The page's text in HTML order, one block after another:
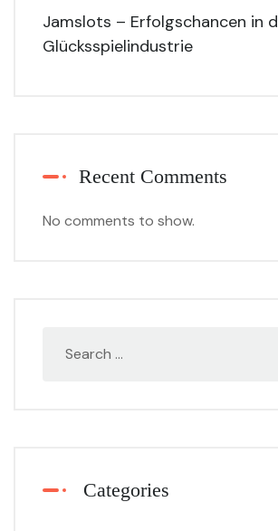
Jamslots – Erfolgschancen in
Glücksspielindustrie
Recent Comments
No comments to show.
Categories